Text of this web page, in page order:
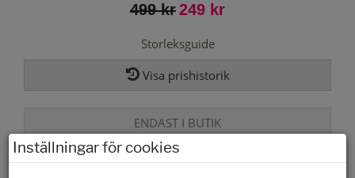
499 kr249 kr
Storleksguide
Visa prishistorik
ENDAST I BUTIK
Inställningar för cookies